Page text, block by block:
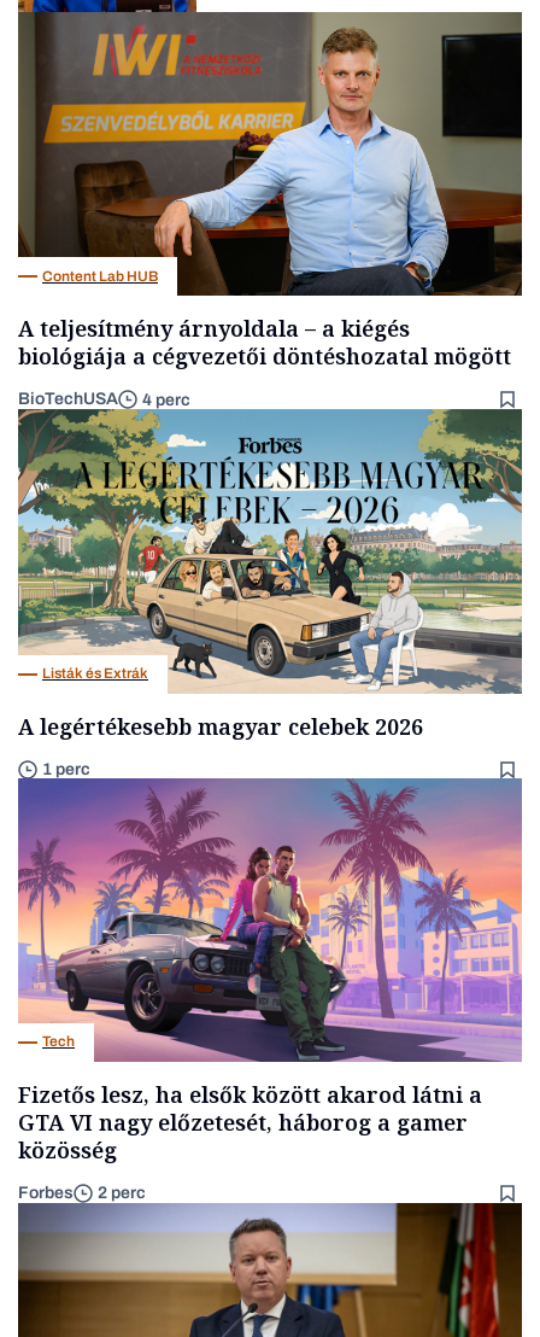
Content Lab HUB
A teljesítmény árnyoldala – a kiégés
biológiája a cégvezetői döntéshozatal mögött
BioTechUSA 4 perc
Listák és Extrák
A legértékesebb magyar celebek 2026
1 perc
Tech
Fizetős lesz, ha elsők között akarod látni a
GTA VI nagy előzetesét, háborog a gamer
közösség
Forbes 2 perc